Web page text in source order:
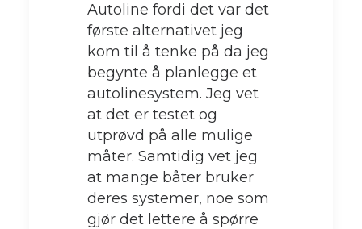
Autoline fordi det var det
første alternativet jeg
kom til å tenke på da jeg
begynte å planlegge et
autolinesystem. Jeg vet
at det er testet og
utprøvd på alle mulige
måter. Samtidig vet jeg
at mange båter bruker
deres systemer, noe som
gjør det lettere å spørre